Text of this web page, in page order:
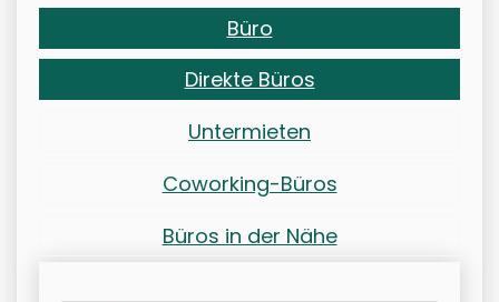
Büro
Direkte Büros
Untermieten
Coworking-Büros
Büros in der Nähe